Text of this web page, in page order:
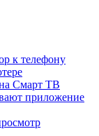
к телефону
Смарт ТВ
приложение